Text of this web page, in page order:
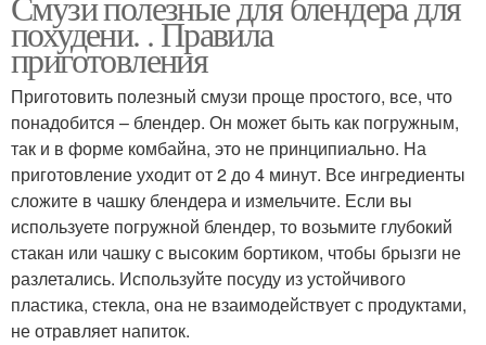
похудени. . Правила
приготовления
Приготовить полезный смузи проще простого, все, что
понадобится – блендер. Он может быть как погружным,
так и в форме комбайна, это не принципиально. На
приготовление уходит от 2 до 4 минут. Все ингредиенты
сложите в чашку блендера и измельчите. Если вы
используете погружной блендер, то возьмите глубокий
стакан или чашку с высоким бортиком, чтобы брызги не
разлетались. Используйте посуду из устойчивого
пластика, стекла, она не взаимодействует с продуктами,
не отравляет напиток.